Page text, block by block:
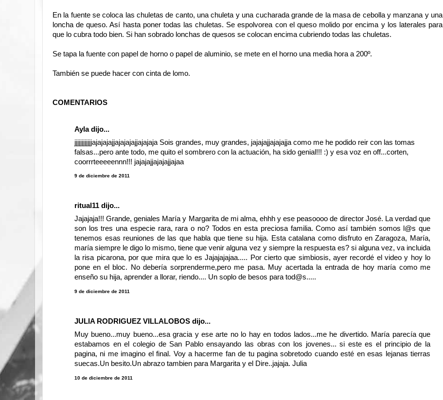
En la fuente se coloca las chuletas de canto, una chuleta y una cucharada grande de la masa de cebolla y manzana y una
loncha de queso. Así hasta poner todas las chuletas. Se espolvorea con el queso molido por encima y los laterales para
que lo cubra todo bien. Si han sobrado lonchas de quesos se colocan encima cubriendo todas las chuletas.
Se tapa la fuente con papel de horno o papel de aluminio, se mete en el horno una media hora a 200º.
También se puede hacer con cinta de lomo.
COMENTARIOS
Ayladijo...
jjjjjjjjjjjjajajajajjajajajajjajajaja Sois grandes, muy grandes, jajajajjajajajja como me he podido reir con las tomas
falsas...pero ante todo, me quito el sombrero con la actuación, ha sido genial!!! :) y esa voz en off...corten,
coorrrteeeeennn!!! jajajajjajajajjajaa
9 de diciembre de 2011
ritual11 dijo...
Jajajaja!!! Grande, geniales María y Margarita de mi alma, ehhh y ese peasoooo de director José. La verdad que
son los tres una especie rara, rara o no? Todos en esta preciosa familia. Como así también somos l@s que
tenemos esas reuniones de las que habla que tiene su hija. Esta catalana como disfruto en Zaragoza, María,
maría siempre le digo lo mismo, tiene que venir alguna vez y siempre la respuesta es? si alguna vez, va incluida
la risa picarona, por que mira que lo es Jajajajajaa..... Por cierto que simbiosis, ayer recordé el video y hoy lo
pone en el bloc. No debería sorprenderme,pero me pasa. Muy acertada la entrada de hoy maría como me
enseño su hija, aprender a llorar, riendo.... Un soplo de besos para tod@s.....
9 de diciembre de 2011
JULIA RODRIGUEZ VILLALOBOS dijo...
Muy bueno...muy bueno...esa gracia y ese arte no lo hay en todos lados...me he divertido. María parecía que
estabamos en el colegio de San Pablo ensayando las obras con los jovenes... si este es el principio de la
pagina, ni me imagino el final. Voy a hacerme fan de tu pagina sobretodo cuando esté en esas lejanas tierras
suecas.Un besito.Un abrazo tambien para Margarita y el Dire..jajaja. Julia
10 de diciembre de 2011